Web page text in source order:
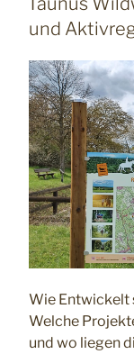
und
Wie Entwickelt
Welche
und wo liegen